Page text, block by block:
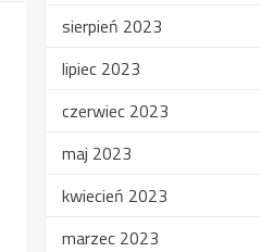
sierpień 2023
lipiec 2023
czerwiec 2023
maj 2023
kwiecień 2023
marzec 2023